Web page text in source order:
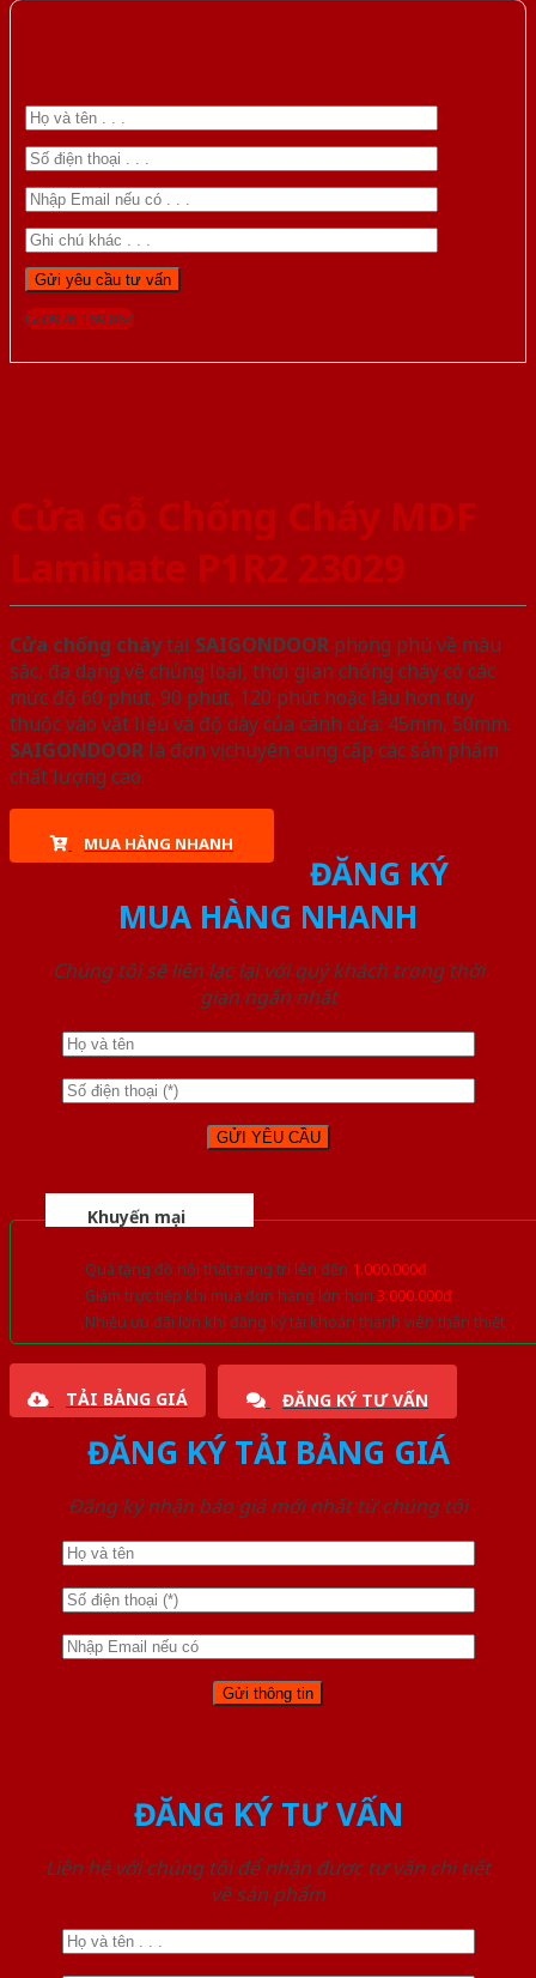
Gọi 0976.169.864
Cửa Gỗ Chống Cháy MDF
Laminate P1R2 23029
Cửa chống cháytại SAIGONDOOR phong phú về màu
sắc, đa dạng về chủng loại, thời gian chống cháy có các
mức độ 60 phút, 90 phút, 120 phút hoặc lâu hơn tùy
thuộc vào vật liệu và độ dày của cánh cửa: 45mm, 50mm.
SAIGONDOOR là đơn vị chuyên cung cấp các sản phẩm
chất lượng cao.
MUA HÀNG NHANH
ĐĂNG KÝ
MUA HÀNG NHANH
Chúng tôi sẽ liên lạc lại với quý khách trong thời
gian ngắn nhất
Khuyến mại
Quà tặng đồ nội thất trang trí lên đến 1.000.000đ
Giảm trực tiếp khi mua đơn hàng lớn hơn 3.000.000đ
Nhiều ưu đãi lớn khi đăng ký tài khoản thành viên thân thiết
TẢI BẢNG GIÁ ĐĂNG KÝ TƯ VẤN
ĐĂNG KÝ TẢI BẢNG GIÁ
Đăng ký nhận báo giá mới nhất từ chúng tôi
ĐĂNG KÝ TƯ VẤN
Liên hệ với chúng tôi để nhận được tư vấn chi tiết
về sản phẩm